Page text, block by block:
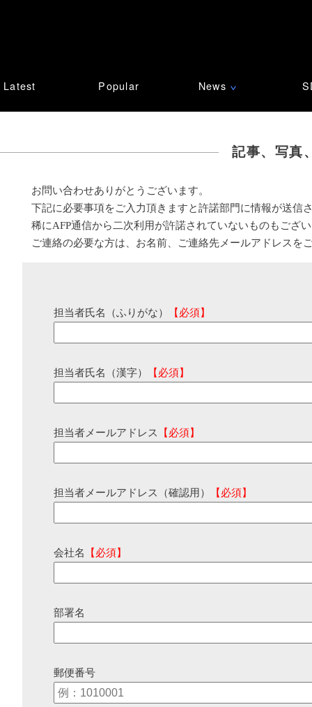
Latest Popular News ∨
記事、写真
お問い合わせありがとうございます。
下記に必要事項をご入力頂きますと許諾部門に情報が送信
稀にAFP通信から二次利用が許諾されていないものもござ
ご連絡の必要な方は、お名前、ご連絡先メールアドレスを
担当者氏名（ふりがな） 【必須】
担当者氏名（漢字） 【必須】
担当者メールアドレス 【必須】
担当者メールアドレス（確認用） 【必須】
会社名 【必須】
部署名
郵便番号